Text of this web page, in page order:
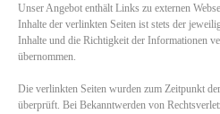
Unser Angebot enthält Links zu externen
Inhalte der verlinkten Seiten ist stets der
Inhalte und die Richtigkeit der Informationen
übernommen.
Die verlinkten Seiten wurden zum Zeitpunkt
überprüft. Bei Bekanntwerden von